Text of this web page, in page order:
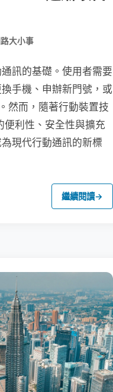
大小事
訊的基礎。使用者需要
手機、申辦新門號，或
然而，隨著行動裝置技
利性、安全性與擴充
現代行動通訊的新標
繼續閱讀→